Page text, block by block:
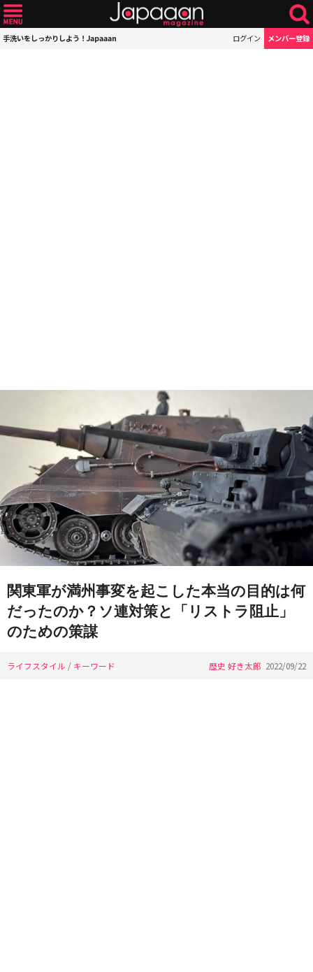
手洗いをしっかりしよう！Japaaan ログイン メンバー登録
関東軍が満州事変を起こした本当の目的は何
だったのか？ソ連対策と「リストラ阻止」
のための策謀
ライフスタイル / キーワード 歴史 好き太郎 2022/09/22